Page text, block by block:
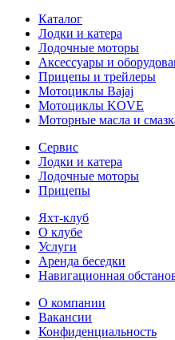
Каталог
Лодки и катера
Лодочные моторы
Аксессуары и
Прицепы и трейлеры
Мотоциклы Bajaj
Мотоциклы KOVE
Моторные масла и
Сервис
Лодки и катера
Лодочные моторы
Прицепы
Яхт-клуб
О клубе
Услуги
Аренда беседки
Навигационная
О компании
Вакансии
Конфиденциальность